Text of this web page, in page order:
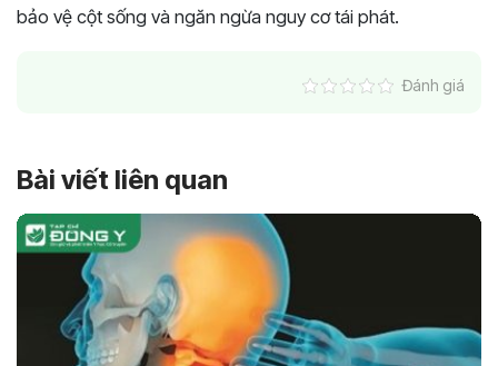
bảo vệ cột sống và ngăn ngừa nguy cơ tái phát.
Đánh giá
Bài viết liên quan